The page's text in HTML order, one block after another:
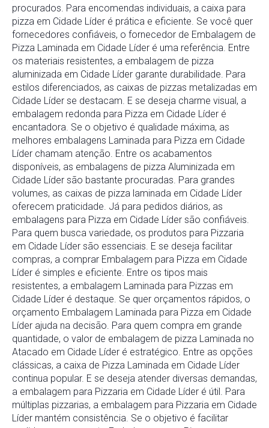
procurados. Para encomendas individuais, a caixa para
pizza em Cidade Líder é prática e eficiente. Se você quer
fornecedores confiáveis, o fornecedor de Embalagem de
Pizza Laminada em Cidade Líder é uma referência. Entre
os materiais resistentes, a embalagem de pizza
aluminizada em Cidade Líder garante durabilidade. Para
estilos diferenciados, as caixas de pizzas metalizadas em
Cidade Líder se destacam. E se deseja charme visual, a
embalagem redonda para Pizza em Cidade Líder é
encantadora. Se o objetivo é qualidade máxima, as
melhores embalagens Laminada para Pizza em Cidade
Líder chamam atenção. Entre os acabamentos
disponíveis, as embalagens de pizza Aluminizada em
Cidade Líder são bastante procuradas. Para grandes
volumes, as caixas de pizza laminada em Cidade Líder
oferecem praticidade. Já para pedidos diários, as
embalagens para Pizza em Cidade Líder são confiáveis.
Para quem busca variedade, os produtos para Pizzaria
em Cidade Líder são essenciais. E se deseja facilitar
compras, a comprar Embalagem para Pizza em Cidade
Líder é simples e eficiente. Entre os tipos mais
resistentes, a embalagem Laminada para Pizzas em
Cidade Líder é destaque. Se quer orçamentos rápidos, o
orçamento Embalagem Laminada para Pizza em Cidade
Líder ajuda na decisão. Para quem compra em grande
quantidade, o valor de embalagem de pizza Laminada no
Atacado em Cidade Líder é estratégico. Entre as opções
clássicas, a caixa de Pizza Laminada em Cidade Líder
continua popular. E se deseja atender diversas demandas,
a embalagem para Pizzaria em Cidade Líder é útil. Para
múltiplas pizzarias, a embalagem para Pizzaria em Cidade
Líder mantém consistência. Se o objetivo é facilitar